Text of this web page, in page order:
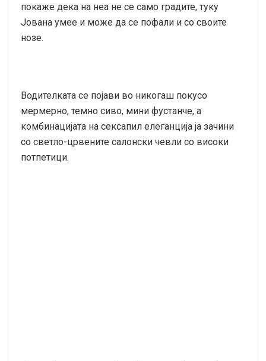
покаже дека на неа не се само градите, туку
Јована умее и може да се пофали и со своите
нозе.
Водителката се појави во никогаш покусо
мермерно, темно сиво, мини фустанче, а
комбинацијата на сексапил елеганција ја зачини
со светло-црвените салонски чевли со високи
потпетици.